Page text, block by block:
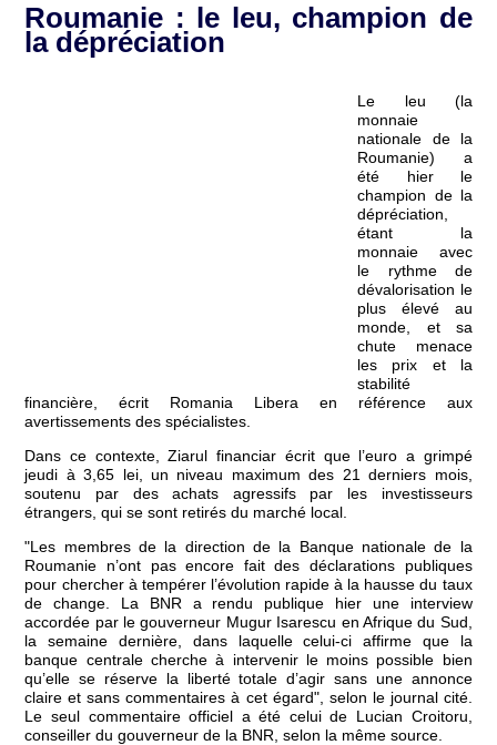
Roumanie : le leu, champion de
la dépréciation
Le leu (la
monnaie
nationale de la
Roumanie) a
été hier le
champion de la
dépréciation,
étant la
monnaie avec
le rythme de
dévalorisation le
plus élevé au
monde, et sa
chute menace
les prix et la
stabilité
financière, écrit Romania Libera en référence aux
avertissements des spécialistes.
Dans ce contexte, Ziarul financiar écrit que l’euro a grimpé
jeudi à 3,65 lei, un niveau maximum des 21 derniers mois,
soutenu par des achats agressifs par les investisseurs
étrangers, qui se sont retirés du marché local.
"Les membres de la direction de la Banque nationale de la
Roumanie n’ont pas encore fait des déclarations publiques
pour chercher à tempérer l’évolution rapide à la hausse du taux
de change. La BNR a rendu publique hier une interview
accordée par le gouverneur Mugur Isarescu en Afrique du Sud,
la semaine dernière, dans laquelle celui-ci affirme que la
banque centrale cherche à intervenir le moins possible bien
qu’elle se réserve la liberté totale d’agir sans une annonce
claire et sans commentaires à cet égard", selon le journal cité.
Le seul commentaire officiel a été celui de Lucian Croitoru,
conseiller du gouverneur de la BNR, selon la même source.